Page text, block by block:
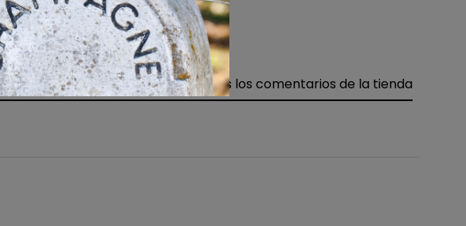
Todos los comentarios de la tienda